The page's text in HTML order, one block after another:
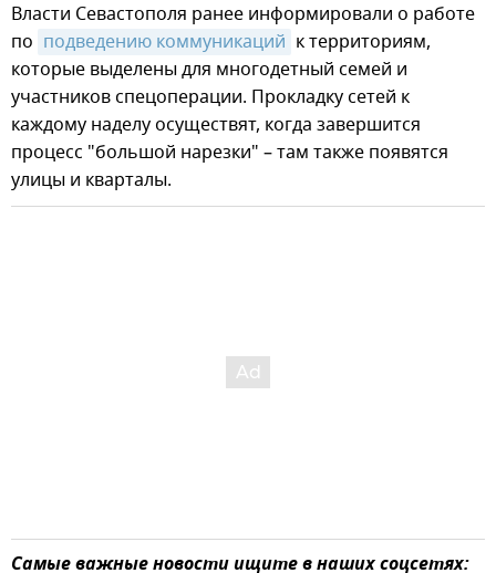
Власти Севастополя ранее информировали о работе
по подведению коммуникаций к территориям,
которые выделены для многодетный семей и
участников спецоперации. Прокладку сетей к
каждому наделу осуществят, когда завершится
процесс "большой нарезки" – там также появятся
улицы и кварталы.
Самые важные новости ищите в наших соцсетях: